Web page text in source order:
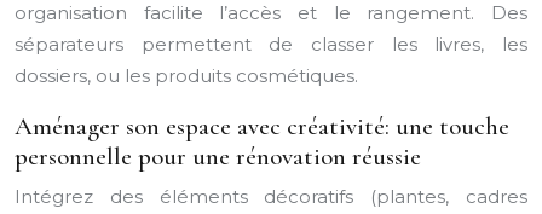
organisation facilite l’accès et le rangement. Des
séparateurs permettent de classer les livres, les
dossiers, ou les produits cosmétiques.
Aménager son espace avec créativité: une touche
personnelle pour une rénovation réussie
Intégrez des éléments décoratifs (plantes, cadres